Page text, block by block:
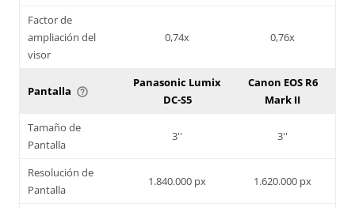
Factor de
ampliación del
visor
0,74x 0,76x
Pantalla help_outline
Panasonic Lumix
DC-S5
Canon EOS R6
Mark II
Tamaño de
Pantalla
3'' 3''
Resolución de
Pantalla
1.840.000 px 1.620.000 px